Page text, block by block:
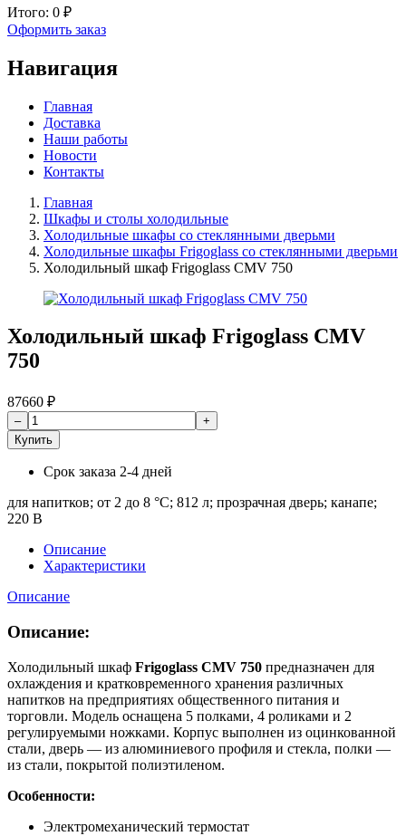
Итого: 0 ₽
Оформить заказ
Навигация
Главная
Доставка
Наши работы
Новости
Контакты
Главная
Шкафы и столы холодильные
Холодильные шкафы со стеклянными дверьми
Холодильные шкафы Frigoglass со стеклянными дверьми
Холодильный шкаф Frigoglass CMV 750
Холодильный шкаф Frigoglass CMV
750
87660 ₽
Купить
Срок заказа 2-4 дней
для напитков; от 2 до 8 °C; 812 л; прозрачная дверь; канапе;
220 В
Описание
Характеристики
Описание
Описание:
​​Холодильный шкаф Frigoglass CMV 750 предназначен для
охлаждения и кратковременного хранения различных
напитков на предприятиях общественного питания и
торговли. Модель оснащена 5 полками, 4 роликами и 2
регулируемыми ножками. Корпус выполнен из оцинкованной
стали, дверь — из алюминиевого профиля и стекла, полки —
из стали, покрытой полиэтиленом.
Особенности:
Электромеханический термостат